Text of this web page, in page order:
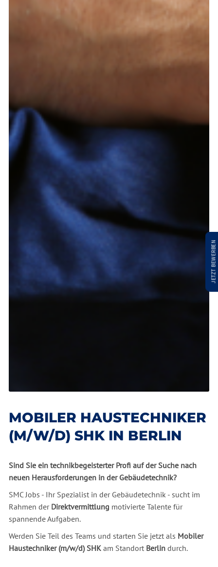
MOBILER HAUSTECHNIKER
(M/W/D) SHK IN BERLIN
Sind Sie ein technikbegeisterter Profi auf der Suche nach
neuen Herausforderungen in der Gebäudetechnik?
SMC Jobs - Ihr Spezialist in der Gebäudetechnik - sucht im
Rahmen der Direktvermittlung motivierte Talente für
spannende Aufgaben.
Werden Sie Teil des Teams und starten Sie jetzt als Mobiler
Haustechniker (m/w/d) SHK am Standort Berlindurch.
JETZT BEWERBEN